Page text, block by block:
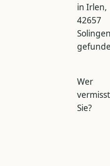
in Irlen,
42657
Wer
vermisst
Sie?